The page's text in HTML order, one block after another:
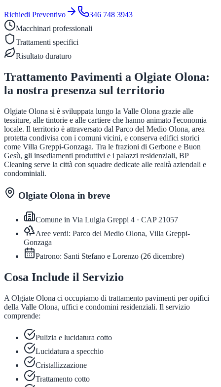
Richiedi Preventivo
346 748 3943
Macchinari professionali
Trattamenti specifici
Risultato duraturo
Trattamento Pavimenti a Olgiate Olona:
la nostra presenza sul territorio
Olgiate Olona si è sviluppata lungo la Valle Olona grazie alle
tessiture, alle tintorie e alle cartiere che hanno animato l'economia
locale. Il territorio è attraversato dal Parco del Medio Olona, area
protetta condivisa con i comuni vicini, e conserva edifici storici
come Villa Greppi-Gonzaga. Tra le frazioni di Gerbone e Buon
Gesù, gli insediamenti produttivi e i palazzi residenziali, BP
Cleaning serve la città con squadre dedicate alle realtà aziendali e
condominiali.
Olgiate Olona in breve
Comune in Via Luigia Greppi 4 · CAP 21057
Aree verdi: Parco del Medio Olona, Villa Greppi-
Gonzaga
Patrono: Santi Stefano e Lorenzo (26 dicembre)
Cosa Include il Servizio
A Olgiate Olona ci occupiamo di trattamento pavimenti per opifici
della Valle Olona, uffici e condomini residenziali. Il servizio
comprende:
Pulizia e lucidatura cotto
Lucidatura a specchio
Cristallizzazione
Trattamento cotto